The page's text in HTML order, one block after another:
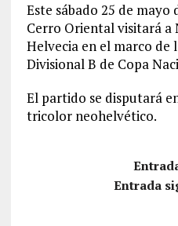
Este sábado 25 de mayo
Cerro Oriental visitará a
Helvecia en el marco de
Divisional B de Copa
El partido se disputará
tricolor neohelvético.
Entrada